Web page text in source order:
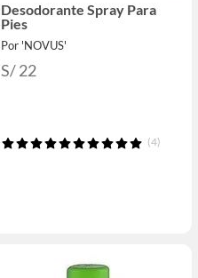
Desodorante Spray Para
Pies
Por 'NOVUS'
S/ 22
(4)